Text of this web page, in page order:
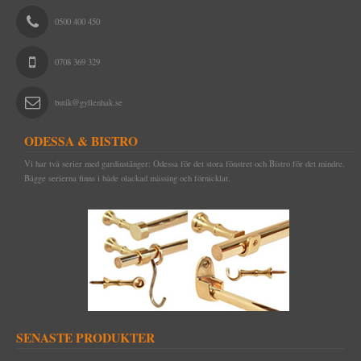
0500 400 450
0708 369 329
butik@gyllenhak.se
ODESSA & BISTRO
Vi har två serier med gardinstänger: Odessa för det stora fönstret och Bistro för det mindre.
Bägge serierna finns i både olackad mässing och förnicklat.
SENASTE PRODUKTER